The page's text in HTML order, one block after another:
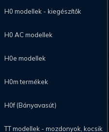
H0 modellek - kiegészítők
H0 AC modellek
H0e modellek
H0m termékek
H0f (Bányavasút)
TT modellek - mozdonyok, kocsik